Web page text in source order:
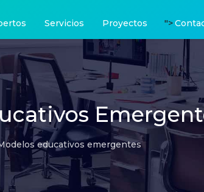
Servicios Proyectos ">
educativos emergentes